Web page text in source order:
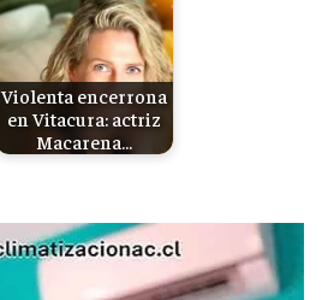
Violenta encerrona
en Vitacura: actriz
Macarena…